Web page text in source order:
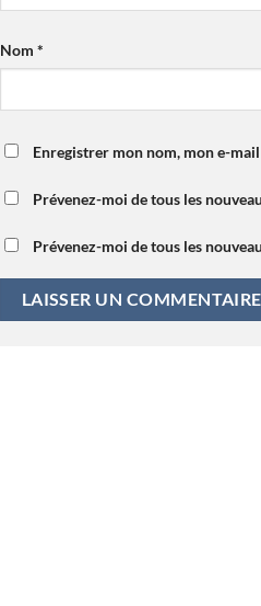
Nom *
Enregistrer mon nom, mon e-
Prévenez-moi de tous les
Prévenez-moi de tous les